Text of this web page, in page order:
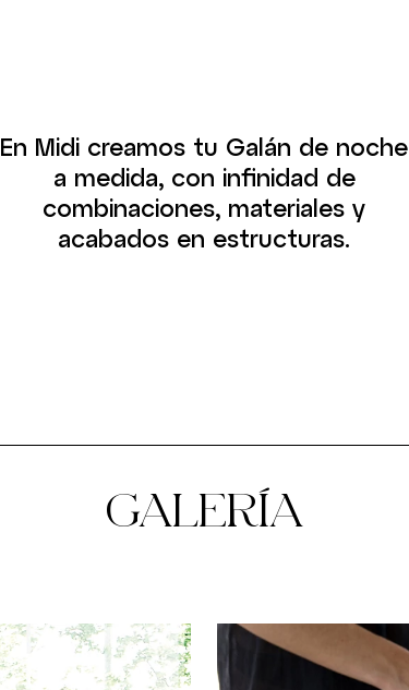
En Midi creamos tu Galán de noche
a medida, con infinidad de
combinaciones, materiales y
acabados en estructuras.
GALERÍA